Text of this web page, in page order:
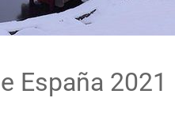
España 2021